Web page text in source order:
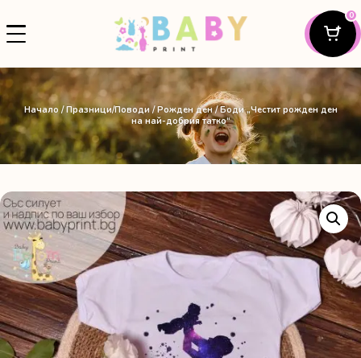
0
Начало /Празници/Поводи/Рожден ден/ Боди „Честит рожден ден
на най-добрия татко“